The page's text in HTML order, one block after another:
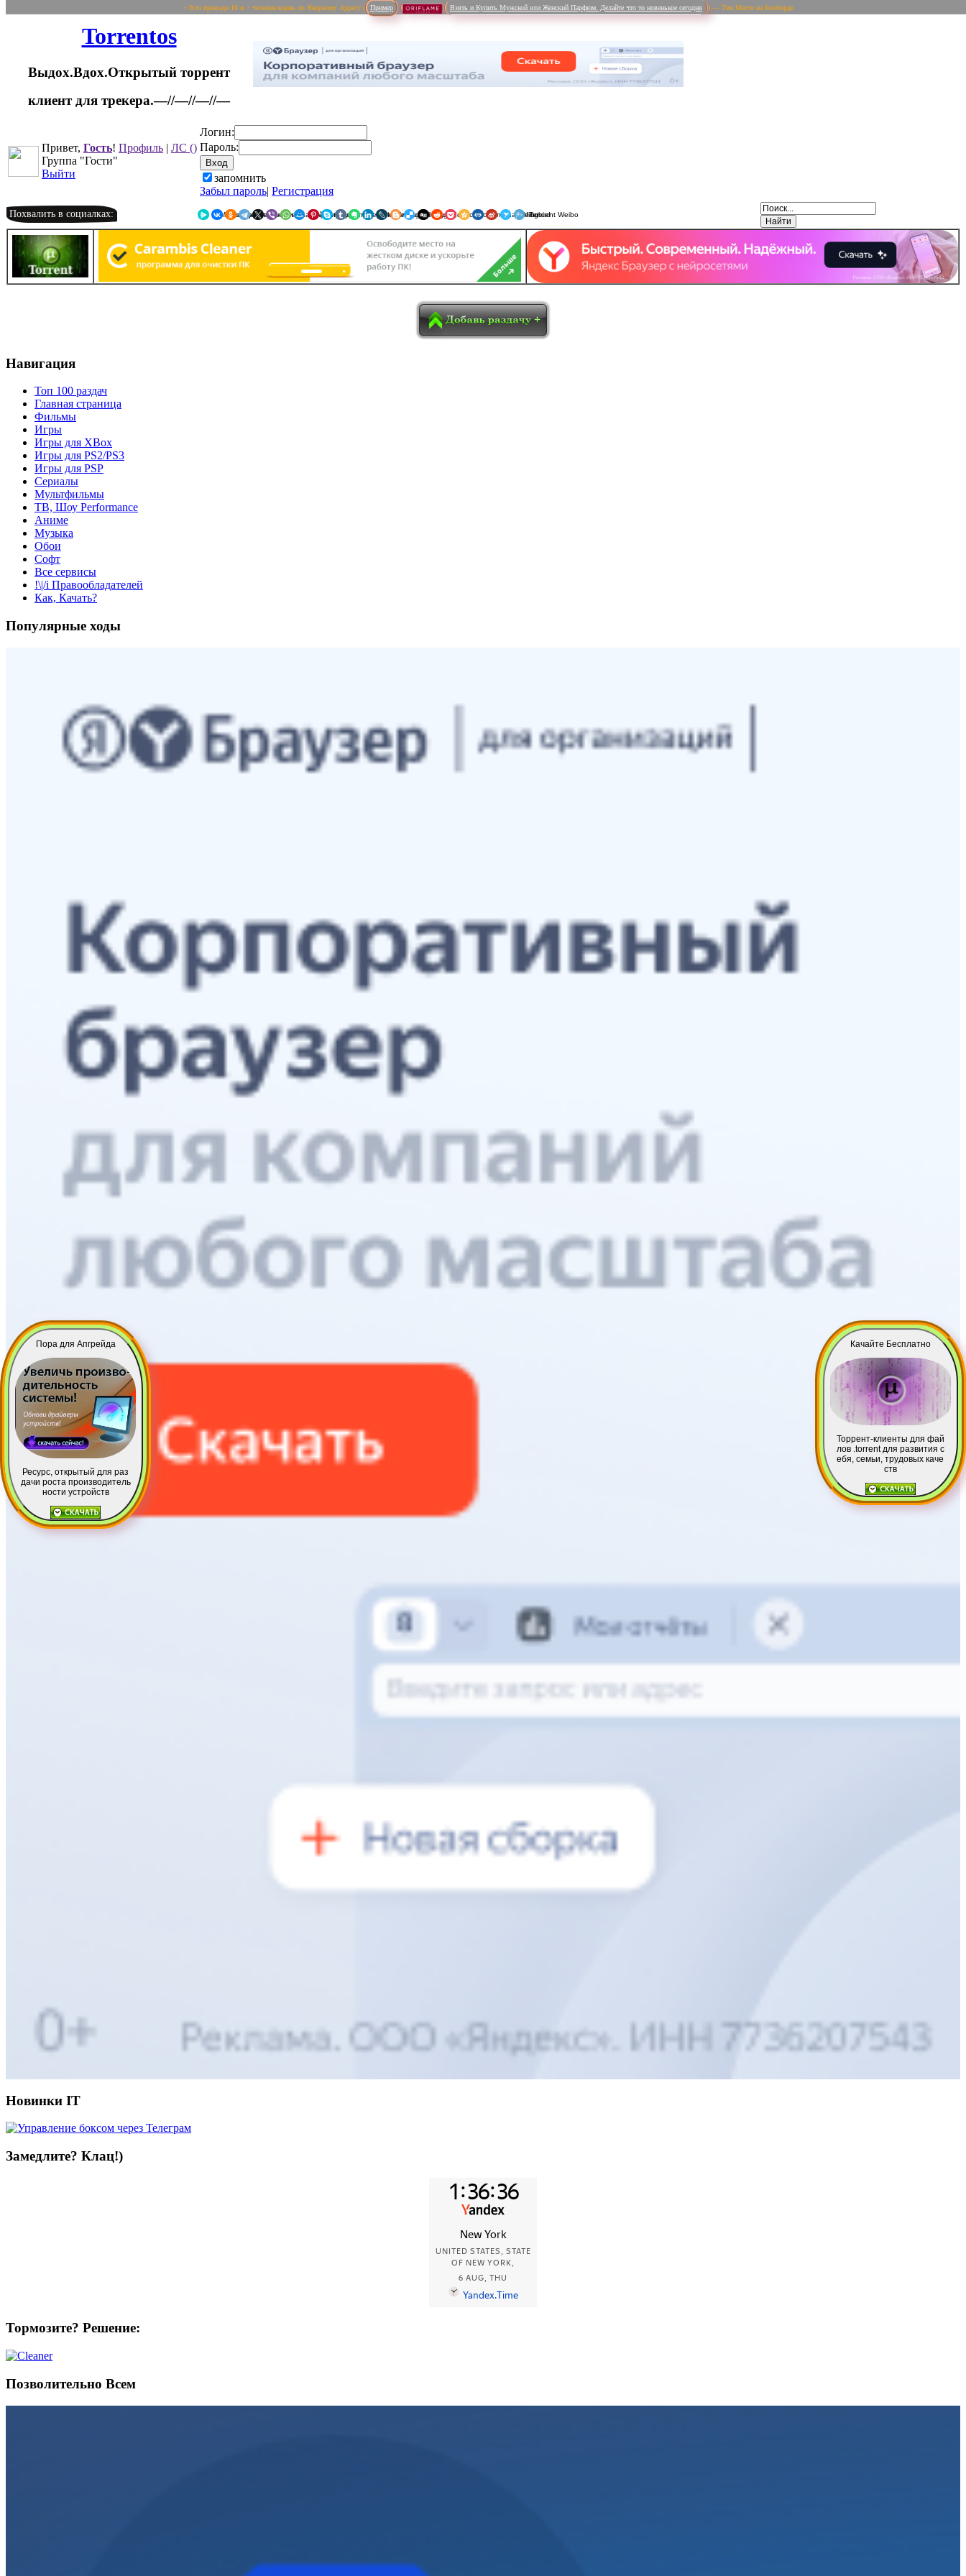
~ Кто приводи 10 и > человек/вдень по Якорному Адресу ( Пример Взять и Купить Мужской или Женский Парфюм. Делайте что то новенькое сегодня ) — Тем Место на Билборде
Качайте Бесплатно
Торрент-клиенты для фай
лов .torrent для развития с
ебя, семьи, трудовых каче
ств
Пора для Апгрейда
Ресурс, открытый для раз
дачи роста производитель
ности устройств
Torrentos
Выдох.Вдох.Открытый торрент
клиент для трекера.—//—//—//—
Привет, Гость! Профиль | ЛС ()
Группа "Гости"
Выйти
Логин:
Пароль:
запомнить
Забыл пароль| Регистрация
Похвалить в социалках: Я.Мессенджер WhatsApp
Мой Мир
Pinterest
SkypeTumblrEvernote
LinkedInLiveJournalDelicious
Diggreddit PocketQzoneRenrenSina Weibo
Surfingbird
Tencent Weibo
Навигация
Топ 100 раздач
Главная страница
Фильмы
Игры
Игры для XBox
Игры для PS2/PS3
Игры для PSP
Сериалы
Мультфильмы
ТВ, Шоу Performance
Аниме
Музыка
Обои
Софт
Все сервисы
!\|/i Правообладателей
Как, Качать?
Популярные ходы
Новинки IT
Замедлите? Клац!)
Тормозите? Решение:
Позволительно Всем